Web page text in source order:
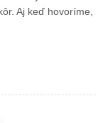
Aj keď hovoríme,